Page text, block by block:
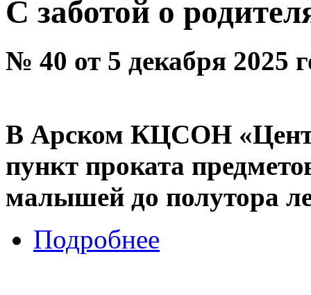
С заботой о
№ 40 от 5 декабря 2025
В Арском КЦСОН
пункт проката
малышей до полутора
Подробнее